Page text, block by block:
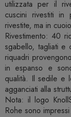
utilizzata per il
cuscini rivestiti
rivestite, ma in
Rivestimento: 40
sgabello, tagliati e
riquadri
in espanso e
qualità. Il sedile e
agganciati alla
Nota: il logo
Rohe sono